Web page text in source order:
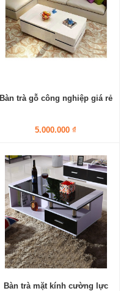
Bàn trà gỗ công nghiệp giá rẻ
5.000.000 ₫
Bàn trà mặt kính cường lực